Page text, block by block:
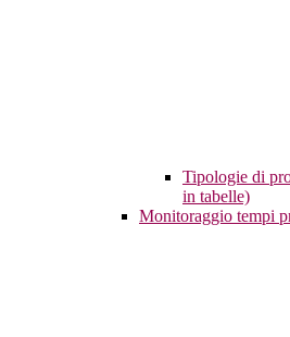
Tipologie di
in tabelle)
Monitoraggio tempi